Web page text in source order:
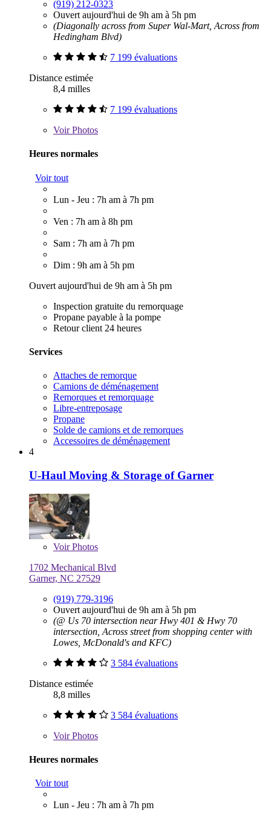
(919) 212-0323
Ouvert aujourd'hui de 9h am à 5h pm
(Diagonally across from Super Wal-Mart, Across from
Hedingham Blvd)
7 199 évaluations
Distance estimée
8,4 milles
7 199 évaluations
VoirPhotos
Heures normales
Voir tout
Lun - Jeu : 7h am à 7h pm
Ven : 7h am à 8h pm
Sam : 7h am à 7h pm
Dim : 9h am à 5h pm
Ouvert aujourd'hui de 9h am à 5h pm
Inspection gratuite du remorquage
Propane payable à la pompe
Retour client 24 heures
Services
Attaches de remorque
Camions de déménagement
Remorques et remorquage
Libre-entreposage
Propane
Solde de camions et de remorques
Accessoires de déménagement
4
U-Haul Moving & Storage of Garner
VoirPhotos
1702 Mechanical Blvd
Garner, NC 27529
(919) 779-3196
Ouvert aujourd'hui de 9h am à 5h pm
(@ Us 70 intersection near Hwy 401 & Hwy 70
intersection, Across street from shopping center with
Lowes, McDonald's and KFC)
3 584 évaluations
Distance estimée
8,8 milles
3 584 évaluations
VoirPhotos
Heures normales
Voir tout
Lun - Jeu : 7h am à 7h pm